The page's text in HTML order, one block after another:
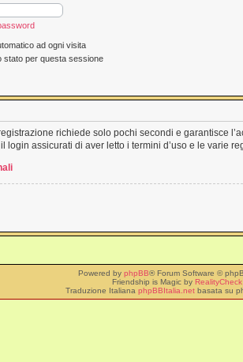
ad ogni visita
stato per questa sessione
richiede solo pochi secondi e garantisce
assicurati di aver letto i termini d’uso e le varie
Powered by phpBB® Forum Software ©
Friendship is Magic by RealityCheck
Traduzione Italiana phpBBItalia.netbasata su